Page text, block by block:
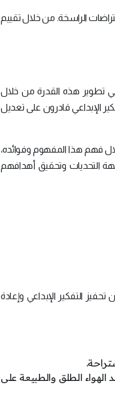
الراسخة. من خلال تقييم
في تطوير هذه القدرة من خلال
الإبداعي قادرون على تعديل
فهم هذا المفهوم وفوائده،
التحديات وتحقيق أهدافهم
التفكير الإبداعي وإعادة
الطلق والطبيعة على